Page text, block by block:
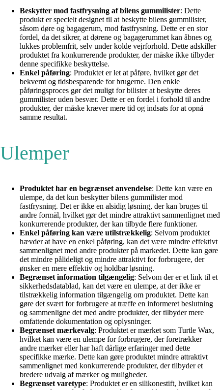
Beskytter mod fastfrysning af bilens gummilister: Dette
produkt er specielt designet til at beskytte bilens gummilister,
såsom døre og bagagerum, mod fastfrysning. Dette er en stor
fordel, da det sikrer, at dørene og bagagerummet kan åbnes og
lukkes problemfrit, selv under kolde vejrforhold. Dette adskiller
produktet fra konkurrerende produkter, der måske ikke tilbyder
denne specifikke beskyttelse.
Enkel påføring: Produktet er let at påføre, hvilket gør det
bekvemt og tidsbesparende for brugerne. Den enkle
påføringsproces gør det muligt for bilister at beskytte deres
gummilister uden besvær. Dette er en fordel i forhold til andre
produkter, der måske kræver mere tid og indsats for at opnå
samme resultat.
Ulemper
Produktet har en begrænset anvendelse: Dette kan være en
ulempe, da det kun beskytter bilens gummilister mod
fastfrysning. Det er ikke en alsidig løsning, der kan bruges til
andre formål, hvilket gør det mindre attraktivt sammenlignet med
konkurrerende produkter, der kan tilbyde flere funktioner.
Enkel påføring kan være utilstrækkelig: Selvom produktet
hævder at have en enkel påføring, kan det være mindre effektivt
sammenlignet med andre produkter på markedet. Dette kan gøre
det mindre pålideligt og mindre attraktivt for forbrugere, der
ønsker en mere effektiv og holdbar løsning.
Begrænset information tilgængelig: Selvom der er et link til et
sikkerhedsdatablad, kan det være en ulempe, at der ikke er
tilstrækkelig information tilgængelig om produktet. Dette kan
gøre det svært for forbrugere at træffe en informeret beslutning
og sammenligne det med andre produkter, der tilbyder mere
omfattende dokumentation og oplysninger.
Begrænset mærkevalg: Produktet er mærket som Turtle Wax,
hvilket kan være en ulempe for forbrugere, der foretrækker
andre mærker eller har haft dårlige erfaringer med dette
specifikke mærke. Dette kan gøre produktet mindre attraktivt
sammenlignet med konkurrerende produkter, der tilbyder et
bredere udvalg af mærker og muligheder.
Begrænset varetype: Produktet er en silikonestift, hvilket kan